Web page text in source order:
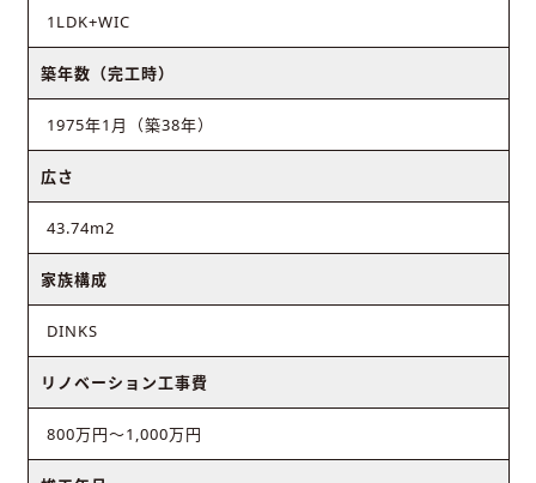
1LDK+WIC
築年数（完工時）
1975年1月（築38年）
広さ
43.74m2
家族構成
DINKS
リノベーション工事費
800万円～1,000万円